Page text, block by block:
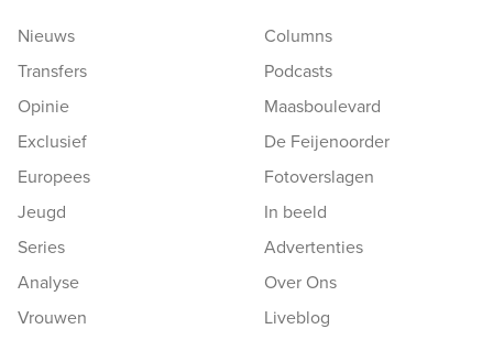
Nieuws
Transfers
Opinie
Exclusief
Europees
Jeugd
Series
Analyse
Vrouwen
Columns
Podcasts
Maasboulevard
De Feijenoorder
Fotoverslagen
In beeld
Advertenties
Over Ons
Liveblog